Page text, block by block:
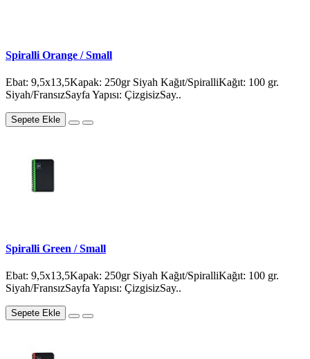
Spiralli Orange / Small
Ebat: 9,5x13,5Kapak: 250gr Siyah Kağıt/SpiralliKağıt: 100 gr.
Siyah/FransızSayfa Yapısı: ÇizgisizSay..
Sepete Ekle
Spiralli Green / Small
Ebat: 9,5x13,5Kapak: 250gr Siyah Kağıt/SpiralliKağıt: 100 gr.
Siyah/FransızSayfa Yapısı: ÇizgisizSay..
Sepete Ekle